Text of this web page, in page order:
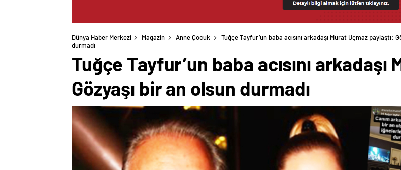
Dünya Haber Merkezi Magazin Anne Çocuk
Tuğçe Tayfur’un baba acısını arkadaşı Murat Uçmaz paylaştı:
durmadı
Tuğçe Tayfur’un baba acısını
Gözyaşı bir an olsun durmadı